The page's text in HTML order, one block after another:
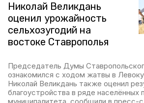
Николай Великдань
оценил урожайность
сельхозугодий на
востоке Ставрополья
Председатель Думы
ознакомился с ходом жатвы в
Николай Великдань также оценил
благоустройства в ряде населённых